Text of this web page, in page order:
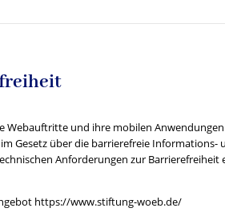
Webauftritte und ihre mobilen
Gesetz über die barrierefreie Informations-
Anforderungen zur Barrierefreiheit
https://www.stiftung-woeb.de/